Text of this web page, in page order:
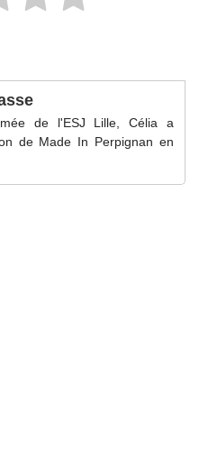
de l'ESJ Lille, Célia a
de Made In Perpignan en